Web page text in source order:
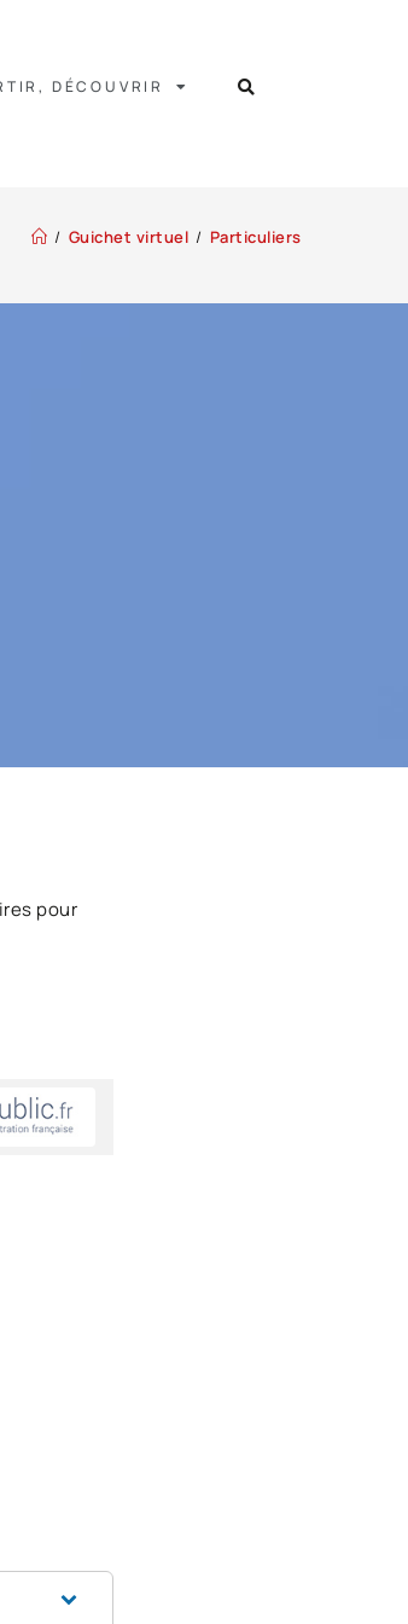
DÉCOUVRIR
/ Guichet virtuel / Particuliers
pour